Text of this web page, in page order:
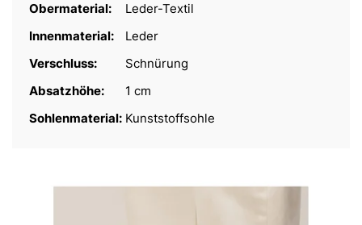
Obermaterial:
Leder-Textil
Innenmaterial:
Leder
Verschluss:
Schnürung
Absatzhöhe:
1 cm
Sohlenmaterial: Kunststoffsohle